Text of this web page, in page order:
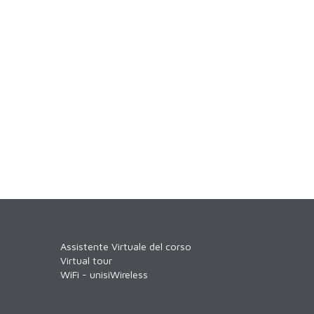
Assistente Virtuale del corso
Virtual tour
WiFi - unisiWireless